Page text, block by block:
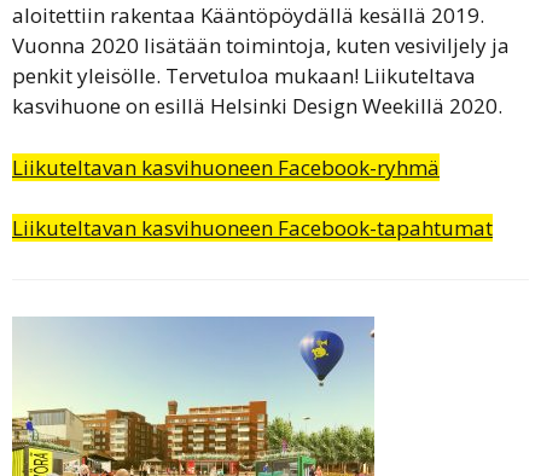
aloitettiin rakentaa Kääntöpöydällä kesällä 2019.
Vuonna 2020 lisätään toimintoja, kuten vesiviljely ja
penkit yleisölle. Tervetuloa mukaan! Liikuteltava
kasvihuone on esillä Helsinki Design Weekillä 2020.
Liikuteltavan kasvihuoneen Facebook-ryhmä
Liikuteltavan kasvihuoneen Facebook-tapahtumat